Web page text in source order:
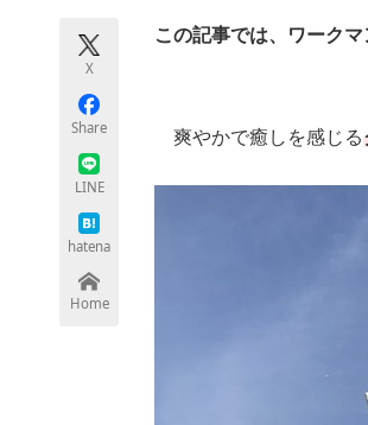
モノづくり技術者専門サイ
ちょっと気になるネットの
X
Share
LINE
hatena
Home
この記事では、ワーク
爽やかで癒しを感じる